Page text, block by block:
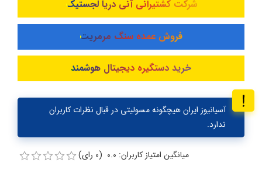
شرکت کشتیرانی آنی دریا لجستیک
فروش عمده سنگ مرمریت
خرید دستگیره دیجیتال هوشمند
آسیانیوز ایران هیچگونه مسولیتی در قبال نظرات کاربران
ندارد.
میانگین امتیاز کاربران: 0.0 (0 رای)